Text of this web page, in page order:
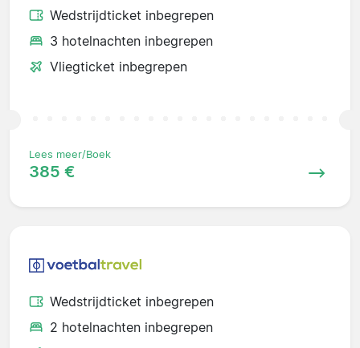
Wedstrijdticket inbegrepen
3 hotelnachten inbegrepen
Vliegticket inbegrepen
Lees meer/Boek
385 €
Wedstrijdticket inbegrepen
2 hotelnachten inbegrepen